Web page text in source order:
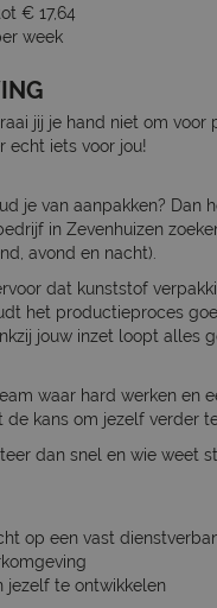
€ 17,64
week
jij je hand niet om voor
echt iets voor jou!
je van aanpakken? Dan
in Zevenhuizen
avond en nacht).
dat kunststof
het productieproces
jouw inzet loopt alles
waar hard werken en
kans om jezelf verder
dan snel en wie weet
op een vast
jezelf te ontwikkelen